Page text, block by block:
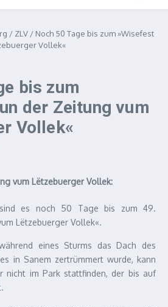
/ ZLV / Noch 50 Tage bis zum »Wisefest
Vollek«
bis zum
der Zeitung vum
Vollek«
vum Lëtzebuerger Vollek:
es noch 50 Tage bis zum 49.
Lëtzebuerger Vollek«.
eines Sturms das Dach des
in Sanem zertrümmert wurde, kann
nicht im Park stattfinden, der bis auf